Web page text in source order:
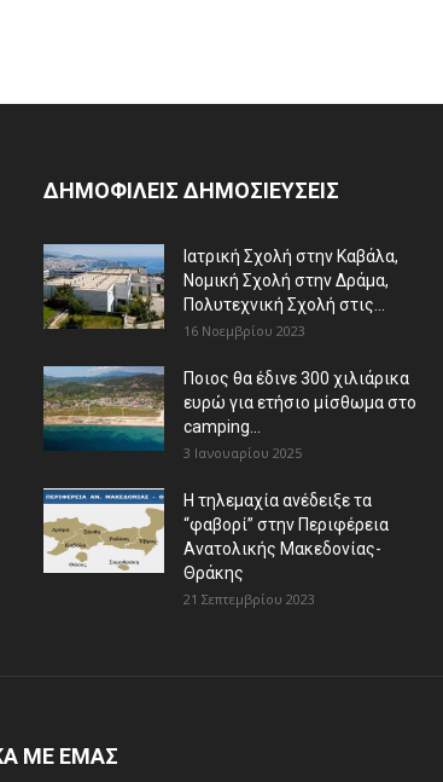
ΔΗΜΟΦΙΛΕΙΣ ΔΗΜΟΣΙΕΥΣΕΙΣ
Ιατρική Σχολή στην Καβάλα,
Νομική Σχολή στην Δράμα,
Πολυτεχνική Σχολή στις...
16 Νοεμβρίου 2023
Ποιος θα έδινε 300 χιλιάρικα
ευρώ για ετήσιο μίσθωμα στο
camping...
3 Ιανουαρίου 2025
Η τηλεμαχία ανέδειξε τα
“φαβορί” στην Περιφέρεια
Ανατολικής Μακεδονίας-
Θράκης
21 Σεπτεμβρίου 2023
ΜΕ ΕΜΑΣ